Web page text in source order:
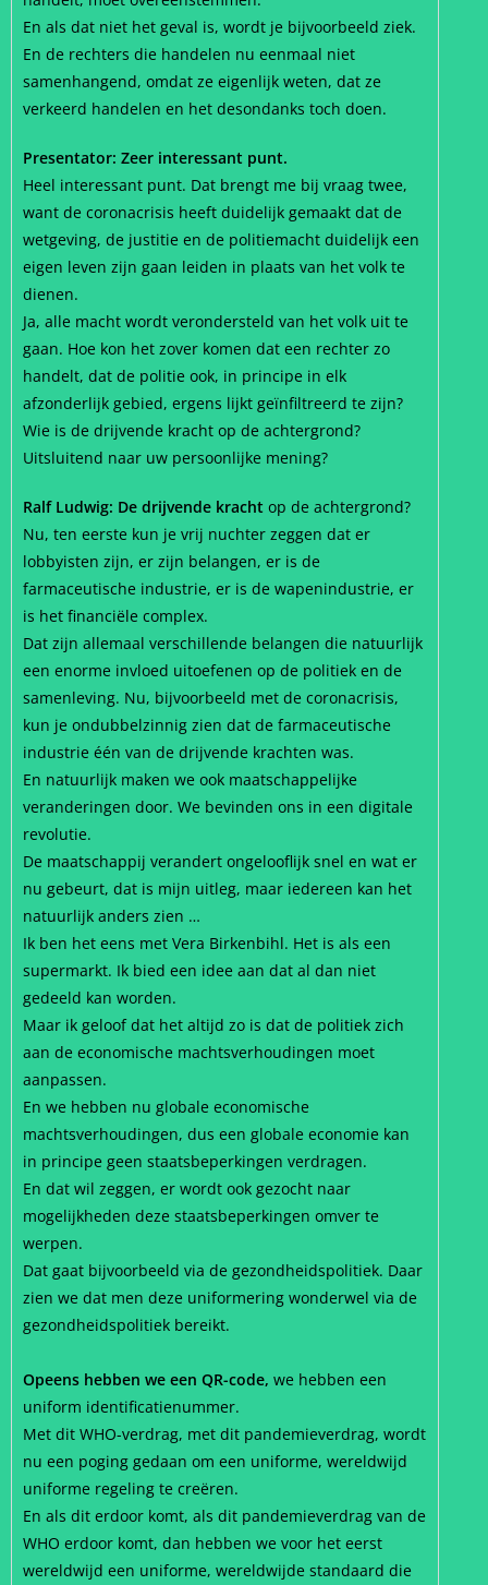
En als dat niet het geval is, wordt je bijvoorbeeld ziek.
En de rechters die handelen nu eenmaal niet
samenhangend, omdat ze eigenlijk weten, dat ze
verkeerd handelen en het desondanks toch doen.
Presentator: Zeer interessant punt.
Heel interessant punt. Dat brengt me bij vraag twee,
want de coronacrisis heeft duidelijk gemaakt dat de
wetgeving, de justitie en de politiemacht duidelijk een
eigen leven zijn gaan leiden in plaats van het volk te
dienen.
Ja, alle macht wordt verondersteld van het volk uit te
gaan. Hoe kon het zover komen dat een rechter zo
handelt, dat de politie ook, in principe in elk
afzonderlijk gebied, ergens lijkt geïnfiltreerd te zijn?
Wie is de drijvende kracht op de achtergrond?
Uitsluitend naar uw persoonlijke mening?
Ralf Ludwig: De drijvende kracht op de achtergrond?
Nu, ten eerste kun je vrij nuchter zeggen dat er
lobbyisten zijn, er zijn belangen, er is de
farmaceutische industrie, er is de wapenindustrie, er
is het financiële complex.
Dat zijn allemaal verschillende belangen die natuurlijk
een enorme invloed uitoefenen op de politiek en de
samenleving. Nu, bijvoorbeeld met de coronacrisis,
kun je ondubbelzinnig zien dat de farmaceutische
industrie één van de drijvende krachten was.
En natuurlijk maken we ook maatschappelijke
veranderingen door. We bevinden ons in een digitale
revolutie.
De maatschappij verandert ongelooflijk snel en wat er
nu gebeurt, dat is mijn uitleg, maar iedereen kan het
natuurlijk anders zien …
Ik ben het eens met Vera Birkenbihl. Het is als een
supermarkt. Ik bied een idee aan dat al dan niet
gedeeld kan worden.
Maar ik geloof dat het altijd zo is dat de politiek zich
aan de economische machtsverhoudingen moet
aanpassen.
En we hebben nu globale economische
machtsverhoudingen, dus een globale economie kan
in principe geen staatsbeperkingen verdragen.
En dat wil zeggen, er wordt ook gezocht naar
mogelijkheden deze staatsbeperkingen omver te
werpen.
Dat gaat bijvoorbeeld via de gezondheidspolitiek. Daar
zien we dat men deze uniformering wonderwel via de
gezondheidspolitiek bereikt.
Opeens hebben we een QR-code, we hebben een
uniform identificatienummer.
Met dit WHO-verdrag, met dit pandemieverdrag, wordt
nu een poging gedaan om een uniforme, wereldwijd
uniforme regeling te creëren.
En als dit erdoor komt, als dit pandemieverdrag van de
WHO erdoor komt, dan hebben we voor het eerst
wereldwijd een uniforme, wereldwijde standaard die